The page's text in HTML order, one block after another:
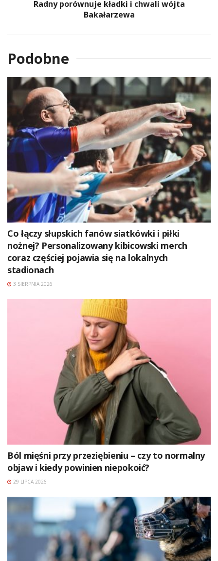
Radny porównuje kładki i chwali wójta
Bakałarzewa
Podobne
Co łączy słupskich fanów siatkówki i piłki
nożnej? Personalizowany kibicowski merch
coraz częściej pojawia się na lokalnych
stadionach
3 SIERPNIA 2026
Ból mięśni przy przeziębieniu – czy to normalny
objaw i kiedy powinien niepokoić?
29 LIPCA 2026